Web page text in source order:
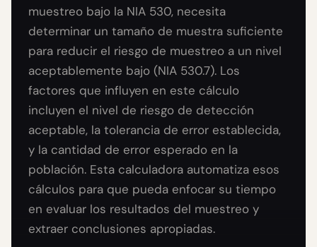
muestreo bajo la NIA 530, necesita
determinar un tamaño de muestra suficiente
para reducir el riesgo de muestreo a un nivel
aceptablemente bajo (NIA 530.7). Los
factores que influyen en este cálculo
incluyen el nivel de riesgo de detección
aceptable, la tolerancia de error establecida,
y la cantidad de error esperado en la
población. Esta calculadora automatiza esos
cálculos para que pueda enfocar su tiempo
en evaluar los resultados del muestreo y
extraer conclusiones apropiadas.